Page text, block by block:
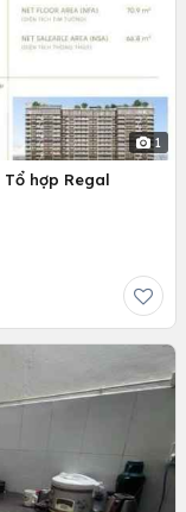
1
hợp Regal